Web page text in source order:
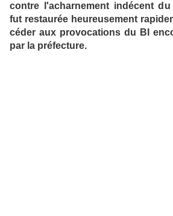
contre l'acharnement indécent
fut restaurée heureusement
céder aux provocations du BI
par la préfecture.